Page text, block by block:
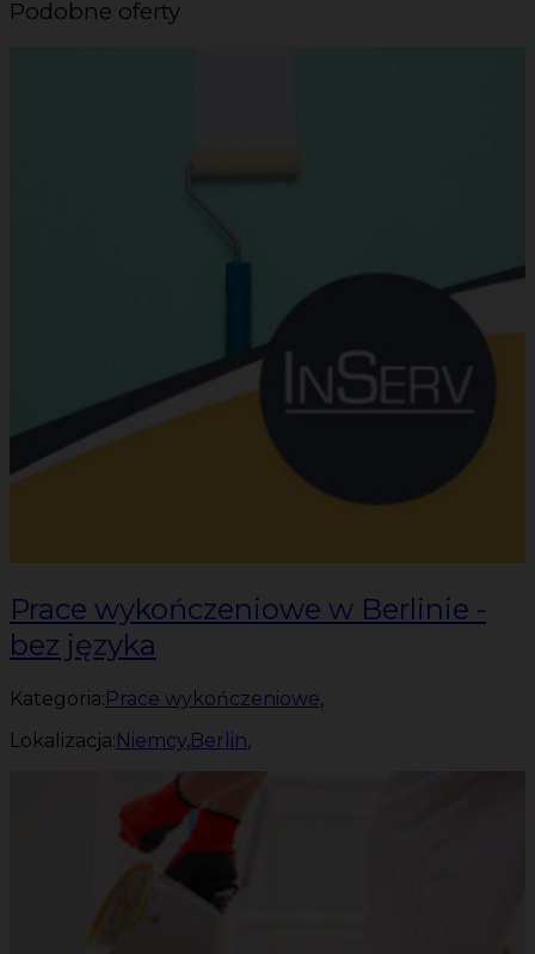
Podobne oferty
Prace wykończeniowe w Berlinie -
bez języka
Kategoria: Prace wykończeniowe,
Lokalizacja: Niemcy,Berlin,